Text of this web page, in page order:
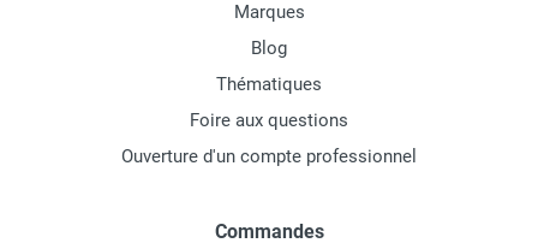
Marques
Blog
Thématiques
Foire aux questions
Ouverture d'un compte professionnel
Commandes